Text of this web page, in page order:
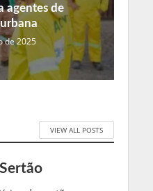
agentes de
de 2025
VIEW ALL POSTS